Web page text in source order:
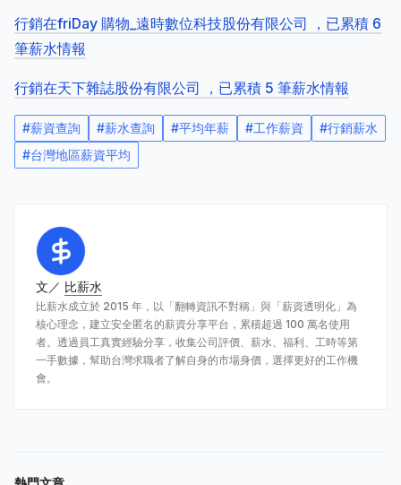
行銷在friDay 購物_遠時數位科技股份有限公司 ，已累積 6
筆薪水情報
行銷在天下雜誌股份有限公司 ，已累積 5 筆薪水情報
#薪資查詢 #薪水查詢 #平均年薪 #工作薪資 #行銷薪水
#台灣地區薪資平均
文／ 比薪水
比薪水成立於 2015 年，以「翻轉資訊不對稱」與「薪資透明化」為
核心理念，建立安全匿名的薪資分享平台，累積超過 100 萬名使用
者。透過員工真實經驗分享，收集公司評價、薪水、福利、工時等第
一手數據，幫助台灣求職者了解自身的市場身價，選擇更好的工作機
會。